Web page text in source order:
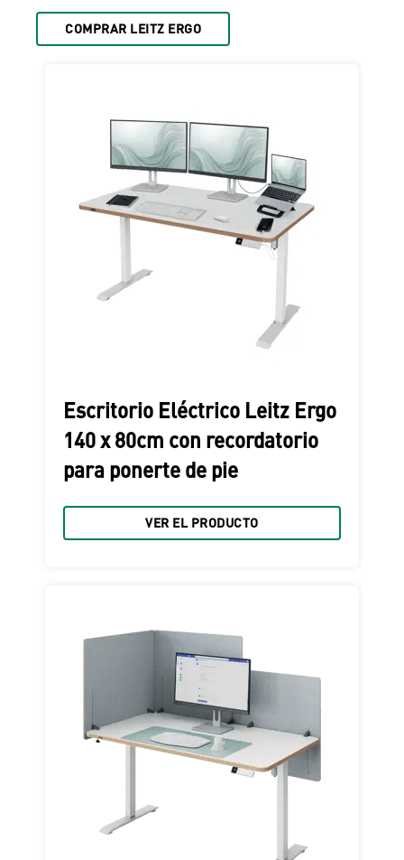
COMPRAR LEITZ ERGO
Escritorio Eléctrico Leitz Ergo
140 x 80cm con recordatorio
para ponerte de pie
VER EL PRODUCTO